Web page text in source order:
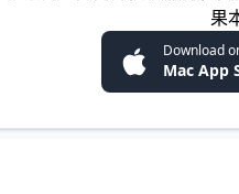
果
Download
Mac App